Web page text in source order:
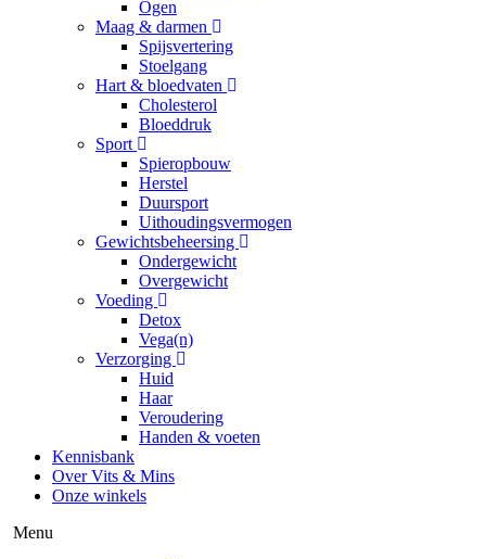
Ogen
Maag & darmen
Spijsvertering
Stoelgang
Hart & bloedvaten
Cholesterol
Bloeddruk
Sport
Spieropbouw
Herstel
Duursport
Uithoudingsvermogen
Gewichtsbeheersing
Ondergewicht
Overgewicht
Voeding
Detox
Vega(n)
Verzorging
Huid
Haar
Veroudering
Handen & voeten
Kennisbank
Over Vits & Mins
Onze winkels
Menu